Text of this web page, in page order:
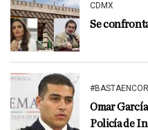
CDMX
Se
Omar
Policía de